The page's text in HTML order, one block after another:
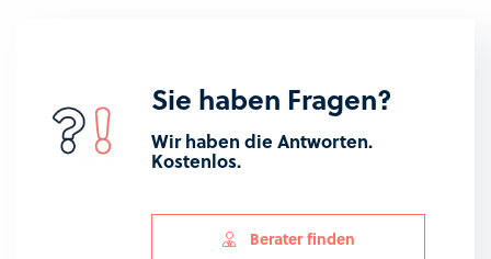
Sie haben Fragen?
Wir haben die Antworten.
Kostenlos.
Berater finden